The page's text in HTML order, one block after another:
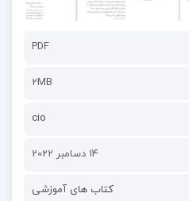
PDF
2MB
cio
14 دسامبر 2022
کتاب های آموزشی